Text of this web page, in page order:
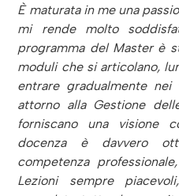
È maturata in me una
mi rende molto
programma del Master è
moduli che si articolano,
entrare gradualmente
attorno alla Gestione
forniscano una visione
docenza è davvero
competenza
Lezioni sempre